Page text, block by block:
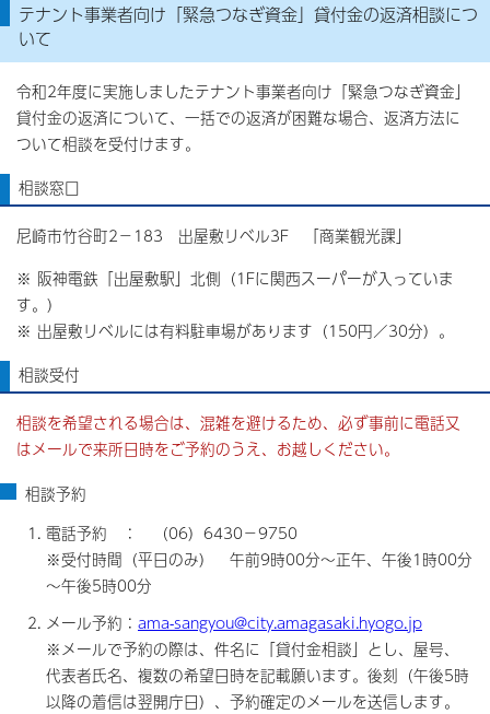
テナント事業者向け「緊急つなぎ資金」貸付金の返済相談につ
いて
令和2年度に実施しましたテナント事業者向け「緊急つなぎ資金」
貸付金の返済について、一括での返済が困難な場合、返済方法に
ついて相談を受付けます。
相談窓口
尼崎市竹谷町2－183 出屋敷リベル3F 「商業観光課」
※ 阪神電鉄「出屋敷駅」北側（1Fに関西スーパーが入っていま
す。）
※ 出屋敷リベルには有料駐車場があります（150円／30分）。
相談受付
相談を希望される場合は、混雑を避けるため、必ず事前に電話又
はメールで来所日時をご予約のうえ、お越しください。
相談予約
電話予約 ： （06）6430－9750
※受付時間（平日のみ） 午前9時00分～正午、午後1時00分
～午後5時00分
メール予約： ama-sangyou@city.amagasaki.hyogo.jp
※メールで予約の際は、件名に「貸付金相談」とし、屋号、
代表者氏名、複数の希望日時を記載願います。後刻（午後5時
以降の着信は翌開庁日）、予約確定のメールを送信します。